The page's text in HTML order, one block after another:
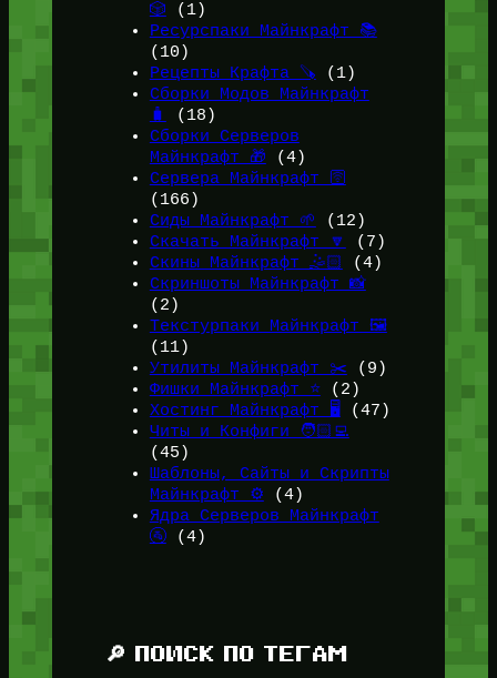
🎲 (1)
Ресурспаки Майнкрафт 📚
(10)
Рецепты Крафта 🪚 (1)
Сборки Модов Майнкрафт
🧳
(18)
Сборки Серверов
Майнкрафт 🎁 (4)
Сервера Майнкрафт 🛜
(166)
Сиды Майнкрафт 🌱
(12)
Скачать Майнкрафт 🔽
(7)
Скины Майнкрафт 🤹🏻
(4)
Скриншоты Майнкрафт 📸
(2)
Текстурпаки Майнкрафт 🖼️
(11)
Утилиты Майнкрафт ✂️ (9)
Фишки Майнкрафт ⭐(2)
Хостинг Майнкрафт 🖥️ (47)
Читы и Конфиги 🧑🏻‍💻
(45)
Шаблоны, Сайты и Скрипты
Майнкрафт ⚙️ (4)
Ядра Серверов Майнкрафт
🚰(4)
🔎 ПОИСК ПО ТЕГАМ